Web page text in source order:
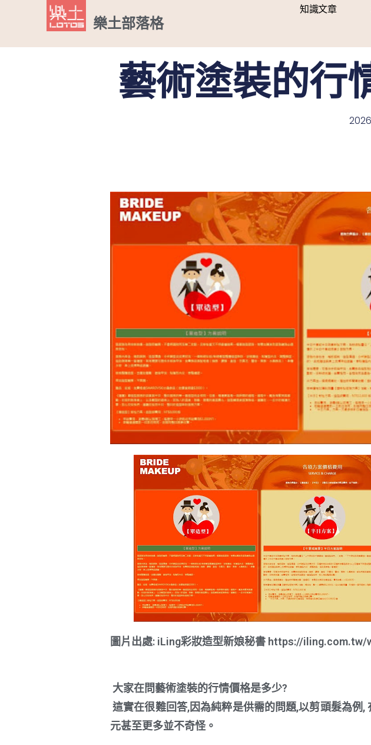
樂土部落格
知識文章
藝術塗裝的行
圖片出處: iLing彩妝造型新娘秘書 https://iling.com.tw/
大家在問藝術塗裝的行情價格是多少?
這實在很難回答,因為純粹是供需的問題,以剪頭髮為例
元甚至更多並不奇怪。